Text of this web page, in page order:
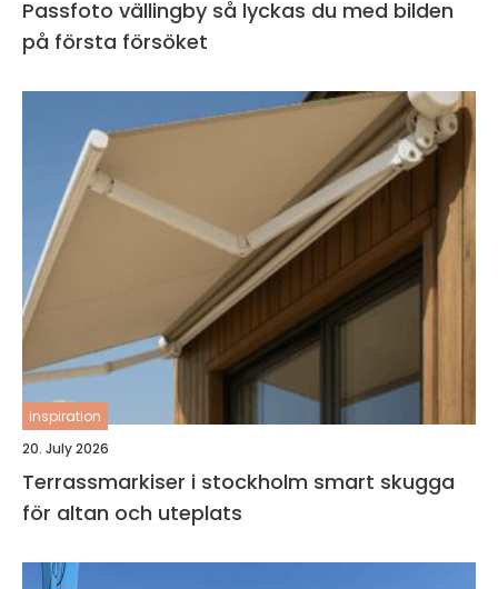
Passfoto vällingby så lyckas du med bilden
på första försöket
inspiration
20. July 2026
Terrassmarkiser i stockholm smart skugga
för altan och uteplats